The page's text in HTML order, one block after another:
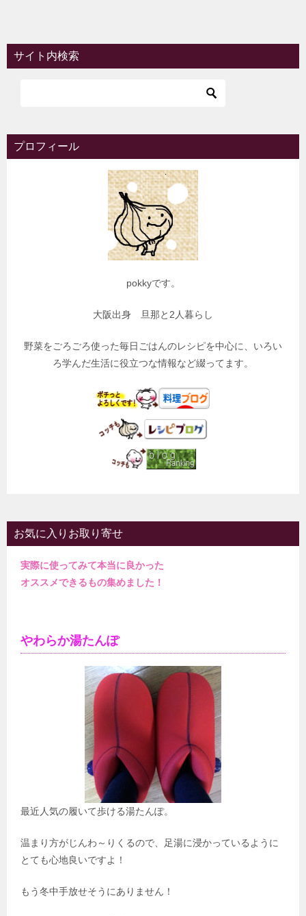
サイト内検索
プロフィール
pokkyです。
大阪出身 旦那と2人暮らし
野菜をごろごろ使った毎日ごはんのレシピを中心に、いろい
ろ学んだ生活に役立つな情報など綴ってます。
お気に入りお取り寄せ
実際に使ってみて本当に良かった
オススメできるもの集めました！
やわらか湯たんぽ
最近人気の履いて歩ける湯たんぽ。
温まり方がじんわ～りくるので、足湯に浸かっているように
とても心地良いですよ！
もう冬中手放せそうにありません！